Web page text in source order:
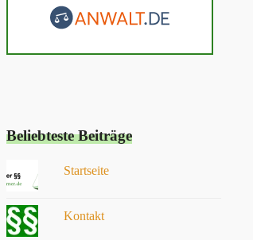
Rumberg
vor 9 Monaten
unseres Falles angenommen, obwohl
für ihn und uns nur bedingt
bekommen, hat wunderbare
dabei stets Rücksprache gehalten
innerhalb aller Termine geblieben.
die Kommunikation mit der
übernommen. In jeder
Beliebteste Beiträge
Startseite
Kontakt